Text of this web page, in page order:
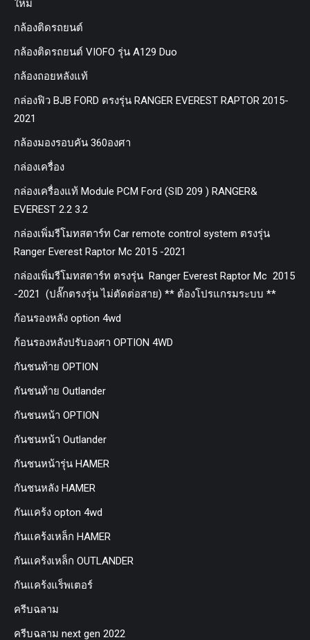
ใหม่
กล้องติดรถยนต์
กล้องติดรถยนต์ VIOFO รุ่น A129 Duo
กล้องถอยหลังแท้
กล่องฟิว BJB FORD ตรงรุ่น RANGER EVEREST RAPTOR 2015-
2021
กล้องมองรอบคัน 360องศา
กล่องเครื่อง
กล่องเครื่องแท้ Module PCM Ford (SID 209 ) RANGER&
EVEREST 2.2 3.2
กล่องเพิ่มรีโมทสตาร์ท Car remote control system ตรงรุ่น
Ranger Everest Raptor Mc 2015 -2021
กล่องเพิ่มรีโมทสตาร์ท ตรงรุ่น Ranger Everest Raptor Mc 2015
-2021 (ปลั๊กตรงรุ่น ไม่ตัดต่อสาย) ** ต้องโปรแกรมระบบ **
ก้อนรองหลัง option 4wd
ก้อนรองหลังปรับองศา OPTION 4WD
กันชนท้าย OPTION
กันชนท้าย Outlander
กันชนหน้า OPTION
กันชนหน้า Outlander
กันชนหน้ารุ่น HAMER
กันชนหลัง HAMER
กันแคร้ง opton 4wd
กันแคร้งเหล็ก HAMER
กันแคร้งเหล็ก OUTLANDER
กันแคร้งแร็พเตอร์
ครีบฉลาม
ครีบฉลาม next gen 2022